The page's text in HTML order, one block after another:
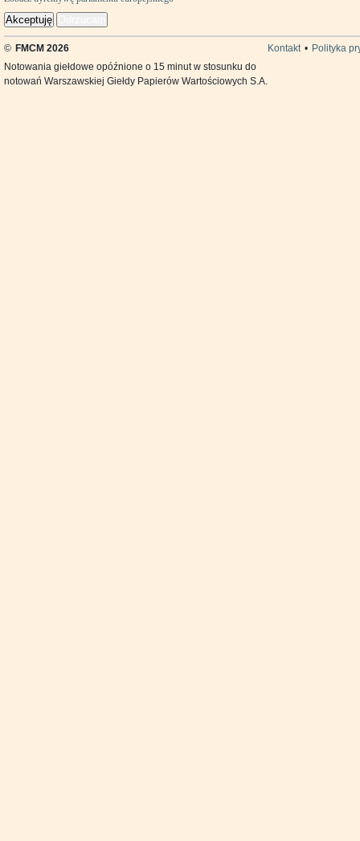
Akceptuję
© FMCM 2026 Kontakt • Polityka
Notowania giełdowe opóźnione o 15 minut w stosunku do
notowań Warszawskiej Giełdy Papierów Wartościowych S.A.